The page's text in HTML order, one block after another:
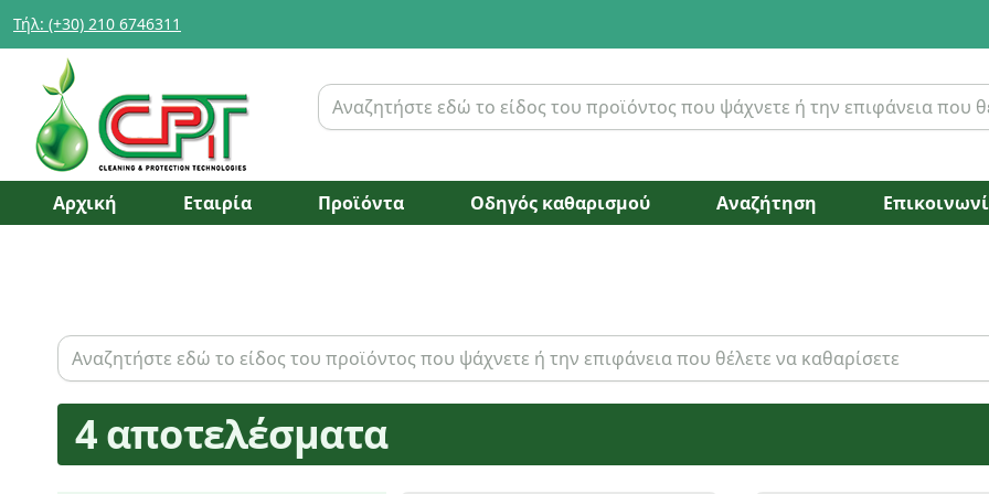
Τήλ: (+30) 210 6746311
Αρχική Εταιρία Προϊόντα Οδηγός καθαρισμού Αναζήτηση
4 αποτελέσματα